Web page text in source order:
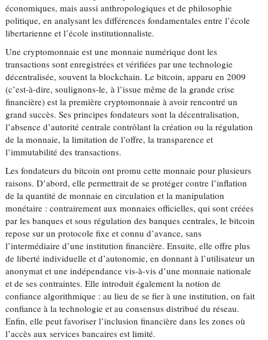
économiques, mais aussi anthropologiques et de philosophie
politique, en analysant les différences fondamentales entre l’école
libertarienne et l’école institutionnaliste.
Une cryptomonnaie est une monnaie numérique dont les
transactions sont enregistrées et vérifiées par une technologie
décentralisée, souvent la blockchain. Le bitcoin, apparu en 2009
(c’est-à-dire, soulignons-le, à l’issue même de la grande crise
financière) est la première cryptomonnaie à avoir rencontré un
grand succès. Ses principes fondateurs sont la décentralisation,
l’absence d’autorité centrale contrôlant la création ou la régulation
de la monnaie, la limitation de l’offre, la transparence et
l’immutabilité des transactions.
Les fondateurs du bitcoin ont promu cette monnaie pour plusieurs
raisons. D’abord, elle permettrait de se protéger contre l’inflation
de la quantité de monnaie en circulation et la manipulation
monétaire : contrairement aux monnaies officielles, qui sont créées
par les banques et sous régulation des banques centrales, le bitcoin
repose sur un protocole fixe et connu d’avance, sans
l’intermédiaire d’une institution financière. Ensuite, elle offre plus
de liberté individuelle et d’autonomie, en donnant à l’utilisateur un
anonymat et une indépendance vis-à-vis d’une monnaie nationale
et de ses contraintes. Elle introduit également la notion de
confiance algorithmique : au lieu de se fier à une institution, on fait
confiance à la technologie et au consensus distribué du réseau.
Enfin, elle peut favoriser l’inclusion financière dans les zones où
l’accès aux services bancaires est limité.